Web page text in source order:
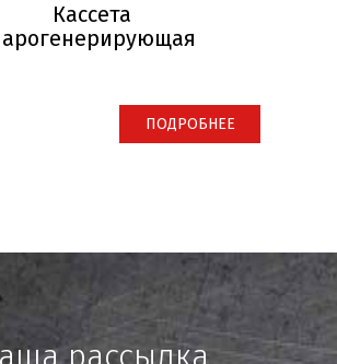
Кассета
ПОДРОБНЕЕ